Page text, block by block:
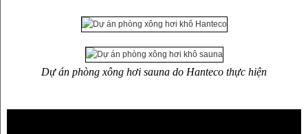
Dự án phòng xông hơi sauna do Hanteco thực hiện